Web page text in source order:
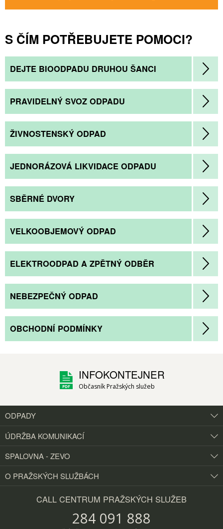
S ČÍM POTŘEBUJETE POMOCI?
DEJTE BIOODPADU DRUHOU ŠANCI
PRAVIDELNÝ SVOZ ODPADU
ŽIVNOSTENSKÝ ODPAD
JEDNORÁZOVÁ LIKVIDACE ODPADU
SBĚRNÉ DVORY
VELKOOBJEMOVÝ ODPAD
ELEKTROODPAD A ZPĚTNÝ ODBĚR
NEBEZPEČNÝ ODPAD
OBCHODNÍ PODMÍNKY
INFOKONTEJNER
Občasník Pražských služeb
ODPADY
ÚDRŽBA KOMUNIKACÍ
SPALOVNA - ZEVO
O PRAŽSKÝCH SLUŽBÁCH
CALL CENTRUM PRAŽSKÝCH SLUŽEB
284 091 888